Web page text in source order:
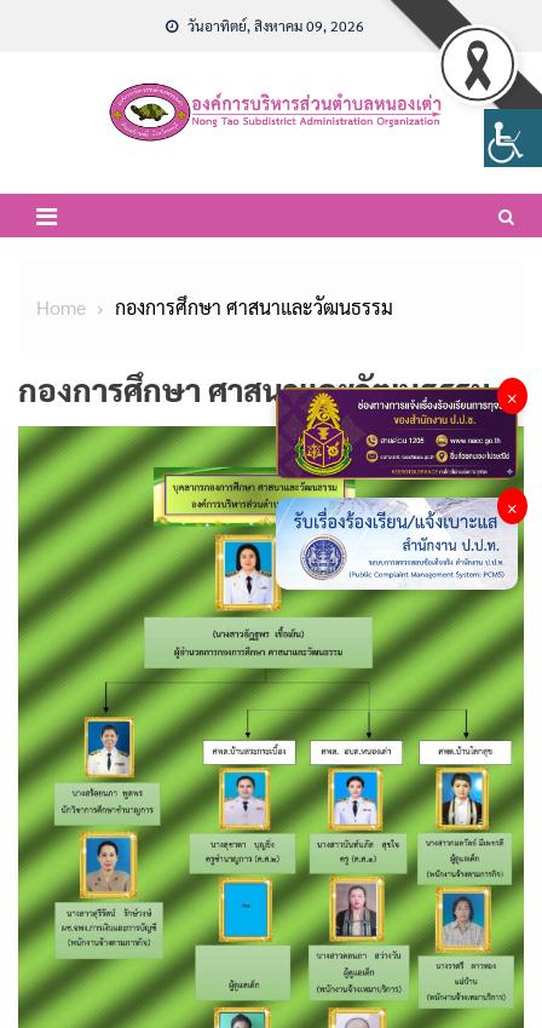
วันอาทิตย์, สิงหาคม 09, 2026
Home กองการศึกษา ศาสนาและวัฒนธรรม
กองการศึกษา ศาสนาและวัฒนธรรม ×
×